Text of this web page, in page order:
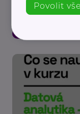
Přednášky pro
ohlas
Povolit vše